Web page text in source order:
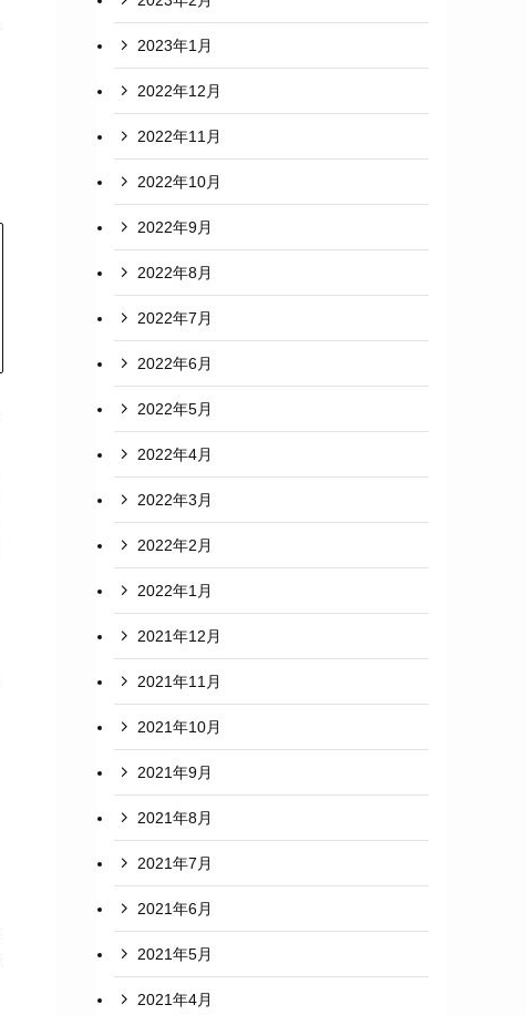
2023年1月
2022年12月
2022年11月
2022年10月
2022年9月
2022年8月
2022年7月
2022年6月
2022年5月
2022年4月
2022年3月
2022年2月
2022年1月
2021年12月
2021年11月
2021年10月
2021年9月
2021年8月
2021年7月
2021年6月
2021年5月
2021年4月